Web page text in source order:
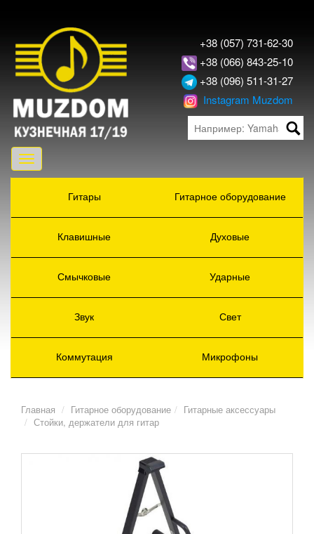
+38 (057) 731-62-30
+38 (066) 843-25-10
+38 (096) 511-31-27
Instagram Muzdom
Toggle
navigation
Гитары
Гитарное оборудование
Клавишные Духовые
Смычковые Ударные
Звук Свет
Коммутация Микрофоны
Главная Гитарное оборудование
Гитарные аксессуары
Стойки, держатели для гитар